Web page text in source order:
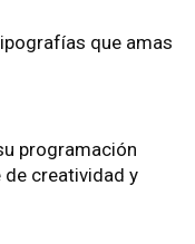
que amas
programación
de creatividad y